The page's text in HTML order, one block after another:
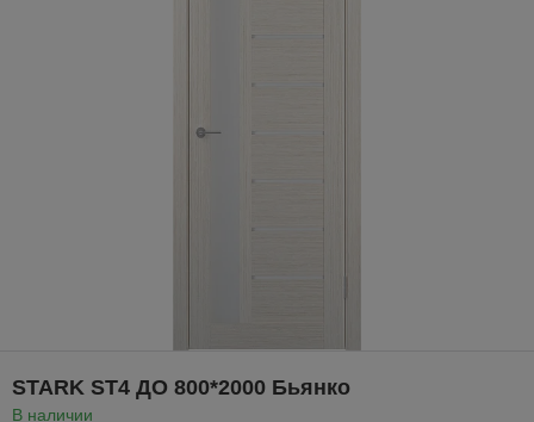
STARK ST4 ДО 800*2000 Бьянко
В наличии